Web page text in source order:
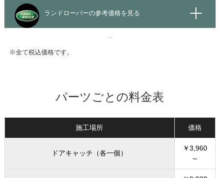
ランドローバーの参考価格を見る
※全て税込価格です。
パーツごとの料金表
施工場所 価格
ドアキャッチ（各一個）
￥3,960
～